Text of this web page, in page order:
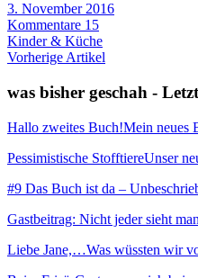
3. November 2016
Kommentare 15
Kinder & Küche
Vorherige Artikel
was bisher geschah -
Hallo zweites Buch!Mein neues
Pessimistische StofftiereUnser
#9 Das Buch ist da –
Gastbeitrag: Nicht jeder sieht
Liebe Jane,…Was wüssten wir